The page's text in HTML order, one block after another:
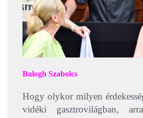
Balogh Szabolcs
Hogy olykor milyen
vidéki gasztrovilágban,